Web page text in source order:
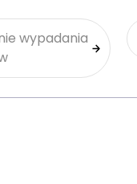
wypadania